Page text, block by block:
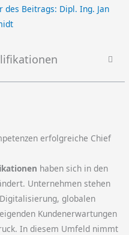
des Beitrags: Dipl. Ing. Jan
erfolgreiche Chief
haben sich in den
Unternehmen stehen
globalen
Kundenerwartungen
In diesem Umfeld nimmt